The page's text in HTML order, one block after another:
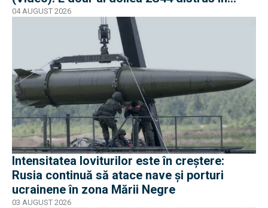
război
04 AUGUST 2026
Intensitatea loviturilor este în creștere:
Rusia continuă să atace nave și porturi
ucrainene în zona Mării Negre
03 AUGUST 2026